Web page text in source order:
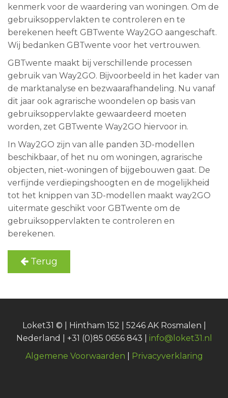
kenmerk voor de waardering van woningen. Om de
gebruiksoppervlakten te controleren en te
berekenen heeft GBTwente Way2GO aangeschaft.
Wij bedanken GBTwente voor het vertrouwen.
GBTwente maakt bij verschillende processen
gebruik van Way2GO. Bijvoorbeeld in het kader van
de marktanalyse en bezwaarafhandeling. Nu vanaf
dit jaar ook agrarische woondelen op basis van
gebruiksoppervlakte gewaardeerd moeten
worden, zet GBTwente Way2GO hiervoor in.
In Way2GO zijn van alle panden 3D-modellen
beschikbaar, of het nu om woningen, agrarische
objecten, niet-woningen of bijgebouwen gaat. De
verfijnde verdiepingshoogten en de mogelijkheid
tot het knippen van 3D-modellen maakt way2GO
uitermate geschikt voor GBTwente om de
gebruiksoppervlakten te controleren en
berekenen.
Terug
Loket31 © | Hintham 152 | 5246 AK Rosmalen |
Nederland | +31 (0)85 0656 843 | info@loket31.nl
Algemene Voorwaarden
Privacyverklaring